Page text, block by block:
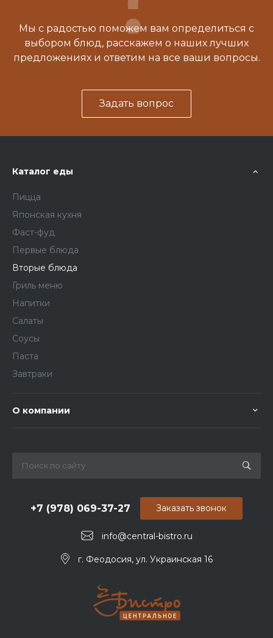
Мы с радостью поможем вам определиться с
выбором блюд, расскажем о наших лучших
предложениях и ответим на все ваши вопросы.
Задать вопрос
Каталог еды
Пицца
Японская кухня
Фаст-фуд
Первые блюда
Вторые блюда
Гриль меню
Напитки
Салаты
Соусы
Паста
Завтраки
О компании
info@central-bistro.ru
+7 (978) 069-37-27
г. Феодосия, ул. Украинская 16
Заказать звонок